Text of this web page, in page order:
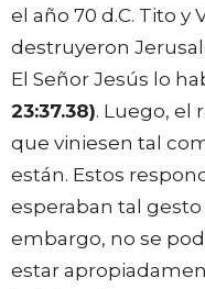
el año 70 d.C. Tito y
destruyeron
El Señor Jesús lo
23:37.38). Luego, el
que viniesen tal
están. Estos
esperaban tal gesto
embargo, no se
estar